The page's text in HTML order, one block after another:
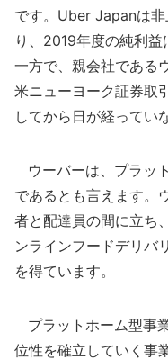
です。Uber Japanは
り、2019年度の純利
一方で、親会社である
米ニューヨーク証券取
してから日が経ってい
ウーバーは、プラッ
であるとも言えます。
者と配達員の間に立ち
ンラインフードデリバ
を得ています。
プラットホーム型事
位性を確立していく事